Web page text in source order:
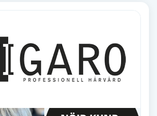
djuprengörande